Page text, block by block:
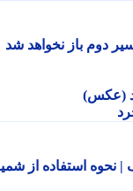
باز نخواهد شد
استفاده از شمیم